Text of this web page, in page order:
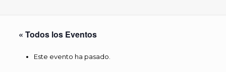
« Todos los Eventos
Este evento ha pasado.